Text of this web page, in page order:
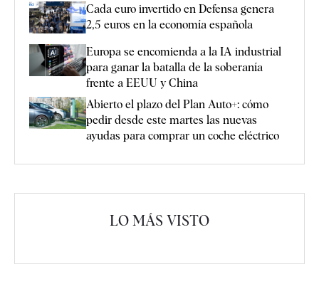
Cada euro invertido en Defensa genera
2,5 euros en la economía española
Europa se encomienda a la IA industrial
para ganar la batalla de la soberanía
frente a EEUU y China
Abierto el plazo del Plan Auto+: cómo
pedir desde este martes las nuevas
ayudas para comprar un coche eléctrico
LO MÁS VISTO